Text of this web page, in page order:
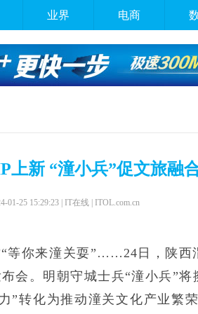
业界 电商
上新 “潼小兵”促文旅融
01-25 15:29:23 | IT在线 | ITOL.com.cn
等你来潼关耍”……24日，陕西
会。明朝守城士兵“潼小兵”将
”转化为推动潼关文化产业繁